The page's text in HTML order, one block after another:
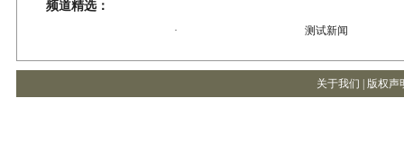
频道精选：
· 测试新闻